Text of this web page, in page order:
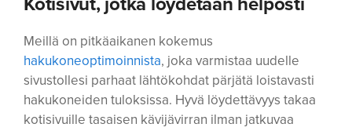
Meillä on pitkäaikanen kokemus
hakukoneoptimoinnista, joka varmistaa uudelle
sivustollesi parhaat lähtökohdat pärjätä loistavasti
hakukoneiden tuloksissa. Hyvä löydettävyys takaa
kotisivuille tasaisen kävijävirran ilman jatkuvaa